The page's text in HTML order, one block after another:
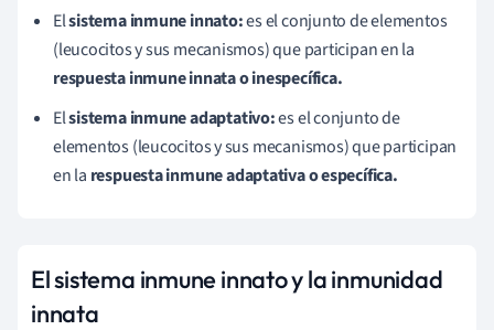
Elsistema inmune innato:es el conjunto de elementos
(leucocitos y sus mecanismos) que participan en la
respuesta inmune innata o inespecífica.
Elsistema inmune adaptativo:es el conjunto de
elementos (leucocitos y sus mecanismos) que participan
en la respuesta inmune adaptativa o específica.
El sistema inmune innato y la inmunidad
innata